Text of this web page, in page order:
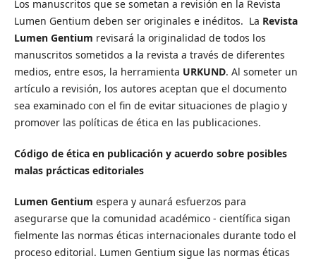
Los manuscritos que se sometan a revisión en la Revista
Lumen Gentium deben ser originales e inéditos. La Revista
Lumen Gentium revisará la originalidad de todos los
manuscritos sometidos a la revista a través de diferentes
medios, entre esos, la herramienta URKUND. Al someter un
artículo a revisión, los autores aceptan que el documento
sea examinado con el fin de evitar situaciones de plagio y
promover las políticas de ética en las publicaciones.
Código de ética en publicación y acuerdo sobre posibles
malas prácticas editoriales
Lumen Gentium espera y aunará esfuerzos para
asegurarse que la comunidad académico - científica sigan
fielmente las normas éticas internacionales durante todo el
proceso editorial. Lumen Gentium sigue las normas éticas